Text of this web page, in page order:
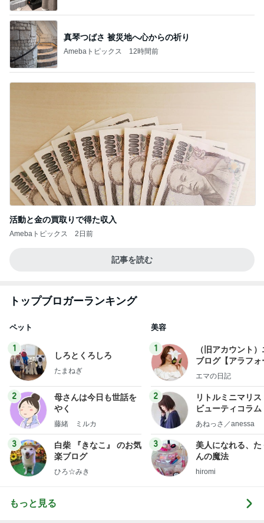
真琴つばさ 被災地へ心からの祈り
Amebaトピックス 12時間前
活動と金の買取りで得た収入
Amebaトピックス 2日前
記事を読む
トップブロガーランキング
ペット
1
しろとくろしろ
たまねぎ
2
母さんは今日も世話を
やく
藤緒 ミルカ
3
白柴 『きなこ』 のお気
楽ブログ
ひろ☆みき
美容
1
（旧アカウント
ブログ【アラフォ
社売却セカンドラ
エマの日記
2
リトルミニマリス
ビューティコラ
little
あねっさ／anessa
3
美人になれる、た
んの魔法
hiromi
もっと見る